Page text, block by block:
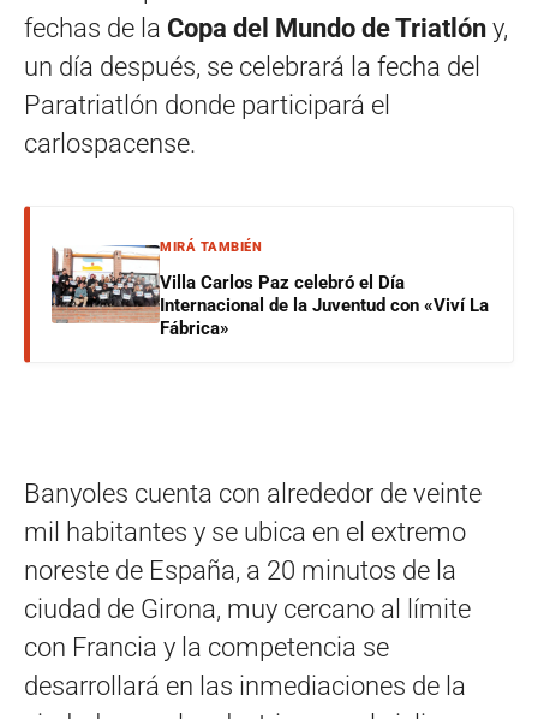
fechas de la Copa del Mundo de Triatlón y,
un día después, se celebrará la fecha del
Paratriatlón donde participará el
carlospacense.
MIRÁ TAMBIÉN
Villa Carlos Paz celebró el Día
Internacional de la Juventud con «Viví La
Fábrica»
Banyoles cuenta con alrededor de veinte
mil habitantes y se ubica en el extremo
noreste de España, a 20 minutos de la
ciudad de Girona, muy cercano al límite
con Francia y la competencia se
desarrollará en las inmediaciones de la